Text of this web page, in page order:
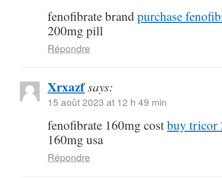
fenofibrate brandpurchase
200mg pill
Répondre
Xrxazfsays:
15 août 2023 at 12 h 49 min
fenofibrate 160mg costbuy tricor
160mg usa
Répondre